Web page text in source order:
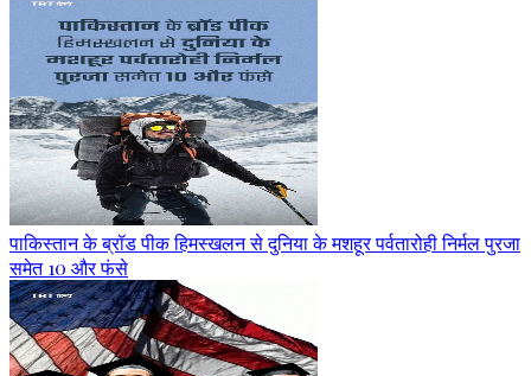
पाकिस्तान के ब्रॉड पीक हिमस्खलन से दुनिया के मशहूर पर्वतारोही निर्मल पुरजा
समेत 10 और फंसे